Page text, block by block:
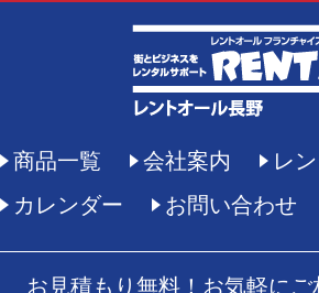
商品一覧 会社案内
レ
カレンダー
お問い合わせ
お見積もり無料！お気軽にご